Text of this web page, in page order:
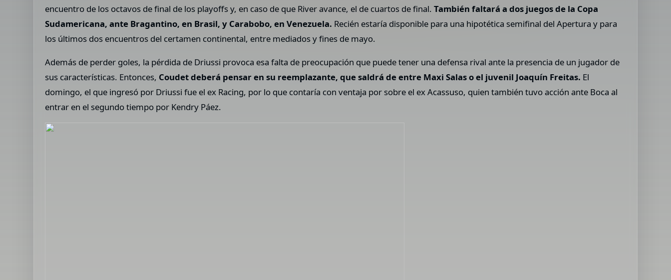
encuentro de los octavos de final de los playoffs y, en caso de que River avance, el de cuartos de final.También faltará a dos juegos de la Copa
Sudamericana, ante Bragantino, en Brasil, y Carabobo, en Venezuela. Recién estaría disponible para una hipotética semifinal del Apertura y para
los últimos dos encuentros del certamen continental, entre mediados y fines de mayo.
Además de perder goles, la pérdida de Driussi provoca esa falta de preocupación que puede tener una defensa rival ante la presencia de un jugador de
sus características. Entonces, Coudet deberá pensar en su reemplazante, que saldrá de entre Maxi Salas o el juvenil Joaquín Freitas. El
domingo, el que ingresó por Driussi fue el ex Racing, por lo que contaría con ventaja por sobre el ex Acassuso, quien también tuvo acción ante Boca al
entrar en el segundo tiempo por Kendry Páez.